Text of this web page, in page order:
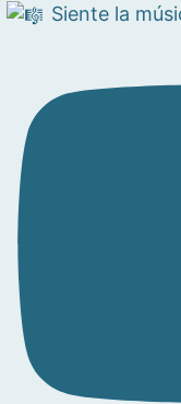
Siente la